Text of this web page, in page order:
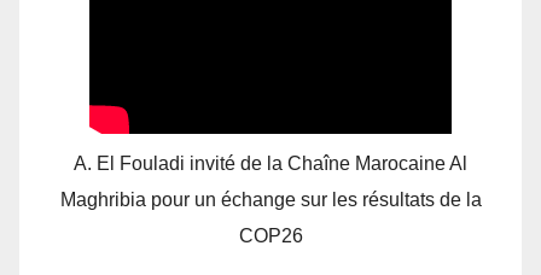
A. El Fouladi invité de la Chaîne Marocaine Al
Maghribia pour un échange sur les résultats de la
COP26